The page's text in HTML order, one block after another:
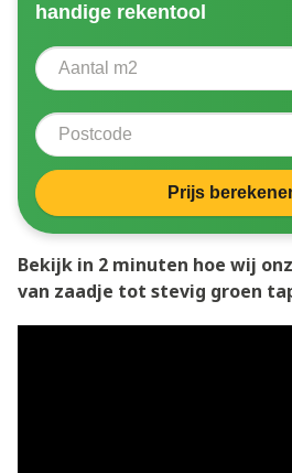
handige rekentool
Aantal vierkante meter
Postcode
Prijs
Bekijk in 2 minuten hoe wij
van zaadje tot stevig groen